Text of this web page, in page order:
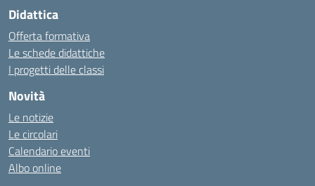
Didattica
Offerta formativa
Le schede didattiche
I progetti delle classi
Novità
Le notizie
Le circolari
Calendario eventi
Albo online